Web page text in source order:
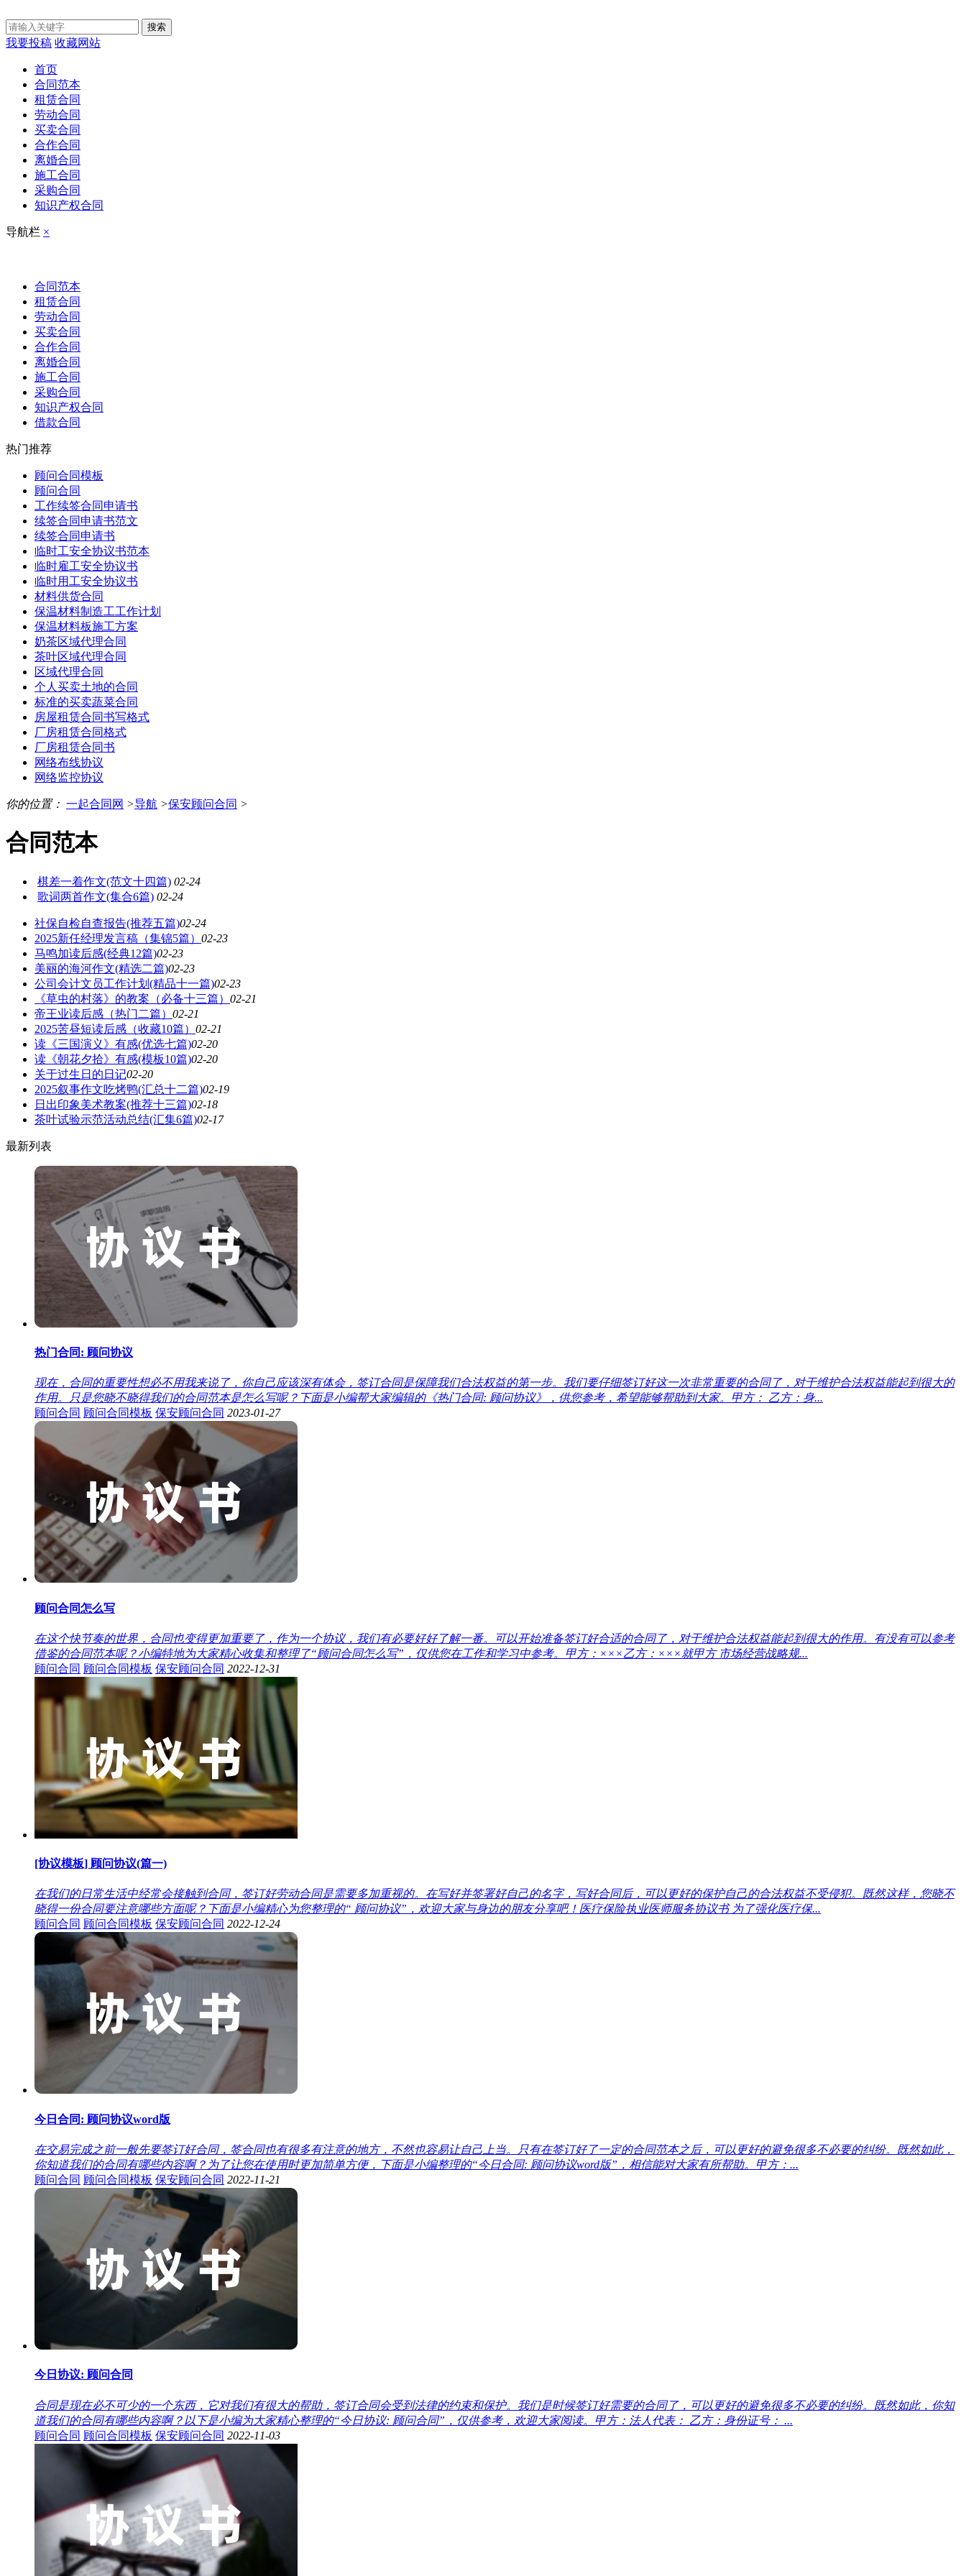
搜索
我要投稿 收藏网站
首页
合同范本
租赁合同
劳动合同
买卖合同
合作合同
离婚合同
施工合同
采购合同
知识产权合同
导航栏 ×
合同范本
租赁合同
劳动合同
买卖合同
合作合同
离婚合同
施工合同
采购合同
知识产权合同
借款合同
热门推荐
顾问合同模板
顾问合同
工作续签合同申请书
续签合同申请书范文
续签合同申请书
临时工安全协议书范本
临时雇工安全协议书
临时用工安全协议书
材料供货合同
保温材料制造工工作计划
保温材料板施工方案
奶茶区域代理合同
茶叶区域代理合同
区域代理合同
个人买卖土地的合同
标准的买卖蔬菜合同
房屋租赁合同书写格式
厂房租赁合同格式
厂房租赁合同书
网络布线协议
网络监控协议
你的位置： 一起合同网 >导航 >保安顾问合同 >
合同范本
棋差一着作文(范文十四篇) 02-24
歌词两首作文(集合6篇) 02-24
社保自检自查报告(推荐五篇)02-24
2025新任经理发言稿（集锦5篇） 02-23
马鸣加读后感(经典12篇)02-23
美丽的海河作文(精选二篇)02-23
公司会计文员工作计划(精品十一篇)02-23
《草虫的村落》的教案（必备十三篇） 02-21
帝王业读后感（热门二篇） 02-21
2025苦昼短读后感（收藏10篇） 02-21
读《三国演义》有感(优选七篇)02-20
读《朝花夕拾》有感(模板10篇)02-20
关于过生日的日记02-20
2025叙事作文吃烤鸭(汇总十二篇)02-19
日出印象美术教案(推荐十三篇)02-18
茶叶试验示范活动总结(汇集6篇)02-17
最新列表
热门合同: 顾问协议
现在，合同的重要性想必不用我来说了，你自己应该深有体会，签订合同是保障我们合法权益的第一步。我们要仔细签订好这一次非常重要的合同了，对于维护合法权益能起到很大的
作用。只是您晓不晓得我们的合同范本是怎么写呢？下面是小编帮大家编辑的《热门合同: 顾问协议》，供您参考，希望能够帮助到大家。甲方： 乙方：身...
顾问合同 顾问合同模板 保安顾问合同 2023-01-27
顾问合同怎么写
在这个快节奏的世界，合同也变得更加重要了，作为一个协议，我们有必要好好了解一番。可以开始准备签订好合适的合同了，对于维护合法权益能起到很大的作用。有没有可以参考
借鉴的合同范本呢？小编特地为大家精心收集和整理了“顾问合同怎么写”，仅供您在工作和学习中参考。甲方：×××乙方：×××就甲方 市场经营战略规...
顾问合同 顾问合同模板 保安顾问合同 2022-12-31
[协议模板] 顾问协议(篇一)
在我们的日常生活中经常会接触到合同，签订好劳动合同是需要多加重视的。在写好并签署好自己的名字，写好合同后，可以更好的保护自己的合法权益不受侵犯。既然这样，您晓不
晓得一份合同要注意哪些方面呢？下面是小编精心为您整理的“ 顾问协议”，欢迎大家与身边的朋友分享吧！医疗保险执业医师服务协议书 为了强化医疗保...
顾问合同 顾问合同模板 保安顾问合同 2022-12-24
今日合同: 顾问协议word版
在交易完成之前一般先要签订好合同，签合同也有很多有注意的地方，不然也容易让自己上当。只有在签订好了一定的合同范本之后，可以更好的避免很多不必要的纠纷。既然如此，
你知道我们的合同有哪些内容啊？为了让您在使用时更加简单方便，下面是小编整理的“今日合同: 顾问协议word版”，相信能对大家有所帮助。甲方：...
顾问合同 顾问合同模板 保安顾问合同 2022-11-21
今日协议: 顾问合同
合同是现在必不可少的一个东西，它对我们有很大的帮助，签订合同会受到法律的约束和保护。我们是时候签订好需要的合同了，可以更好的避免很多不必要的纠纷。既然如此，你知
道我们的合同有哪些内容啊？以下是小编为大家精心整理的“今日协议: 顾问合同”，仅供参考，欢迎大家阅读。甲方：法人代表： 乙方：身份证号： ...
顾问合同 顾问合同模板 保安顾问合同 2022-11-03